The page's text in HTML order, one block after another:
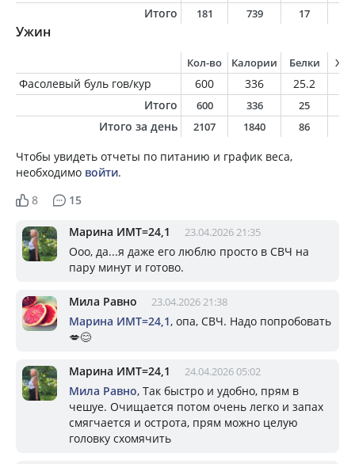
Итого 181 739 17
Ужин
Кол-во Калории Белки
Фасолевый буль гов/кур 600 336 25.2
Итого
600 336 25
Итого за день 2107 1840 86
Чтобы увидеть отчеты по питанию и график веса,
необходимо войти.
8
15
Марина ИМТ=24,1 23.04.2026 21:35
Ооо, да...я даже его люблю просто в СВЧ на
пару минут и готово.
Мила Равно 23.04.2026 21:38
Марина ИМТ=24,1, опа, СВЧ. Надо попробовать
💋😊
Марина ИМТ=24,1 24.04.2026 05:02
Мила Равно, Так быстро и удобно, прям в
чешуе. Очищается потом очень легко и запах
смягчается и острота, прям можно целую
головку схомячить